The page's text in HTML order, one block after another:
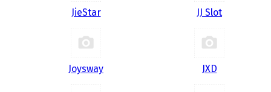
JieStar JJ Slot
Joysway JXD